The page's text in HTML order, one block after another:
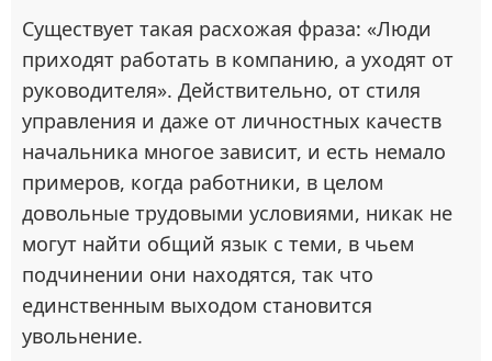
Существует такая расхожая фраза: «Люди
приходят работать в компанию, а уходят от
руководителя». Действительно, от стиля
управления и даже от личностных качеств
начальника многое зависит, и есть немало
примеров, когда работники, в целом
довольные трудовыми условиями, никак не
могут найти общий язык с теми, в чьем
подчинении они находятся, так что
единственным выходом становится
увольнение.